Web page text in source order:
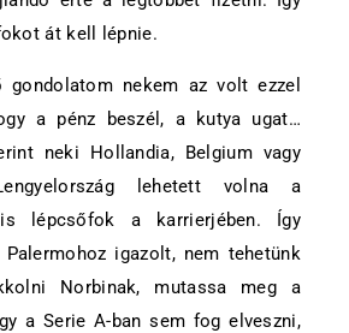
át kell lépnie.
gondolatom nekem az volt ezzel
a pénz beszél, a kutya ugat…
neki Hollandia, Belgium vagy
lehetett volna a
lépcsőfok a karrierjében. Így
Palermohoz igazolt, nem tehetünk
Norbinak, mutassa meg a
a Serie A-ban sem fog elveszni,